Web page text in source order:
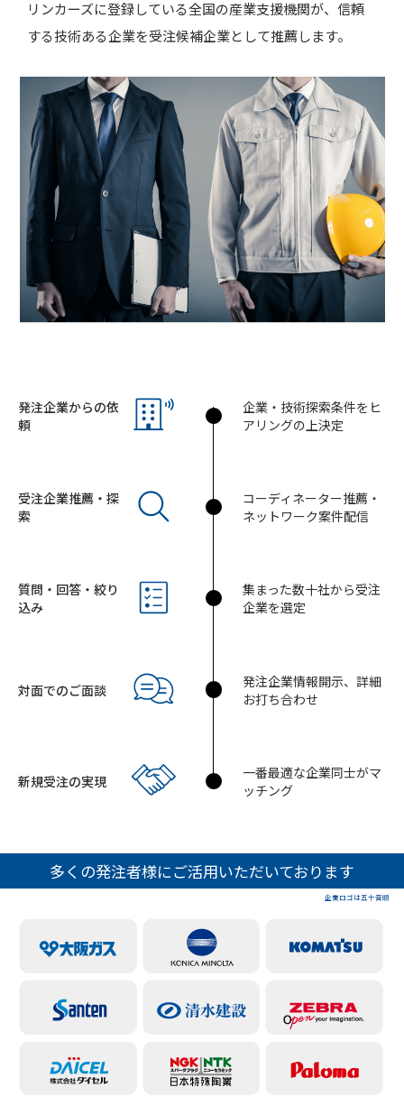
リンカーズに登録している全国の産業支援機関が、信頼
する技術ある企業を受注候補企業として推薦します。
発注企業からの依
頼
企業・技術探索条件をヒ
アリングの上決定
受注企業推薦・探
索
コーディネーター推薦・
ネットワーク案件配信
質問・回答・絞り
込み
集まった数十社から受注
企業を選定
対面でのご面談
発注企業情報開示、詳細
お打ち合わせ
新規受注の実現
一番最適な企業同士がマ
ッチング
多くの発注者様にご活用いただいております
企業ロゴは五十音順